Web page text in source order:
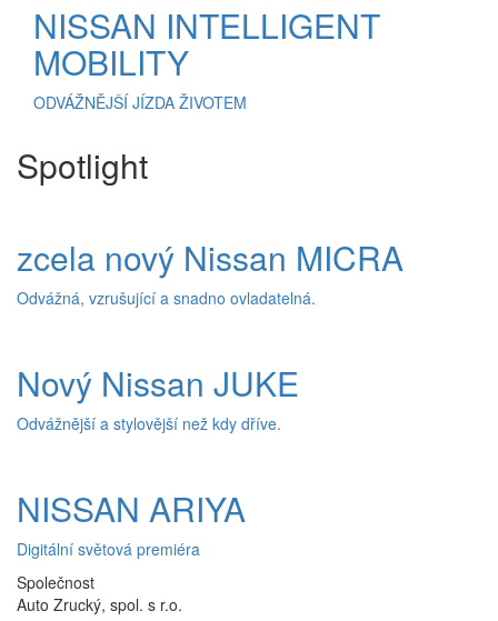
NISSAN INTELLIGENT
MOBILITY
ODVÁŽNĚJŠÍ JÍZDA ŽIVOTEM
Spotlight
zcela nový Nissan MICRA
Odvážná, vzrušující a snadno ovladatelná.
Nový Nissan JUKE
Odvážnější a stylovější než kdy dříve.
NISSAN ARIYA
Digitální světová premiéra
Společnost
Auto Zrucký, spol. s r.o.